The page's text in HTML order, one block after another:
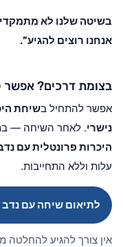
בשיטה שלנו לא
אנחנו רוצים להגיע”.
בצומת דרכים? אפשר
אפשר להתחיל ב
נישרי. לאחר השיחה —
היכרות פרונטלית עם
עלות וללא התחייבות.
לתיאום שיחה עם נדב
אין צורך להגיע